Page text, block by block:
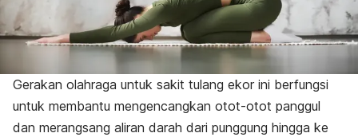
Gerakan olahraga untuk sakit tulang ekor ini berfungsi
untuk membantu mengencangkan otot-otot panggul
dan merangsang aliran darah dari punggung hingga ke